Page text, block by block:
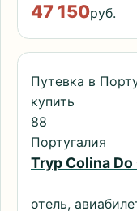
47 150руб.
Путевка в
купить
88
Португалия
Tryp Colina
отель,